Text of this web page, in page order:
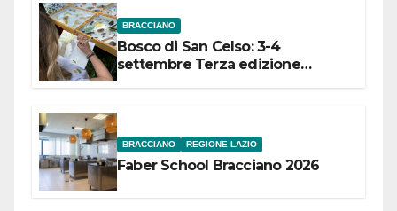
BRACCIANO
Bosco di San Celso: 3-4
settembre Terza edizione
BRACCIANO REGIONE LAZIO
Faber School Bracciano 2026